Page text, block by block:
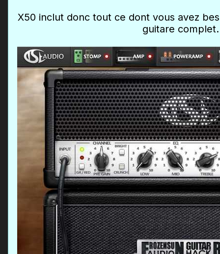
X50 inclut donc tout ce dont vous avez
guitare complet.